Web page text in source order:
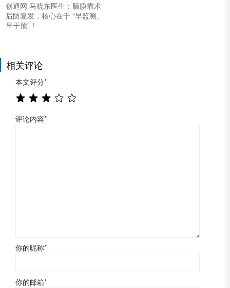
创通网 马晓东医生：脑膜瘤术
后防复发，核心在于 “早监测、
早干预”！
相关评论
本文评分*
评论内容*
你的昵称*
你的邮箱*